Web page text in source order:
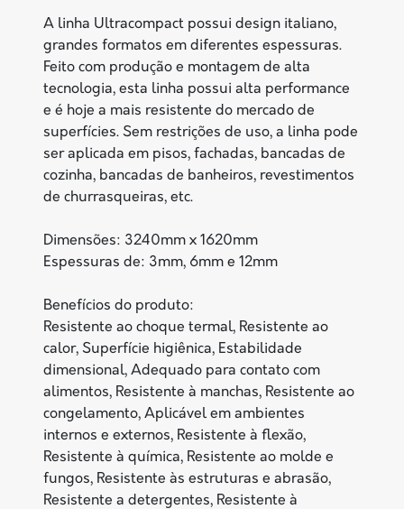
A linha Ultracompact possui design italiano,
grandes formatos em diferentes espessuras.
Feito com produção e montagem de alta
tecnologia, esta linha possui alta performance
e é hoje a mais resistente do mercado de
superfícies. Sem restrições de uso, a linha pode
ser aplicada em pisos, fachadas, bancadas de
cozinha, bancadas de banheiros, revestimentos
de churrasqueiras, etc.
Dimensões: 3240mm x 1620mm
Espessuras de: 3mm, 6mm e 12mm
Benefícios do produto:
Resistente ao choque termal, Resistente ao
calor, Superfície higiênica, Estabilidade
dimensional, Adequado para contato com
alimentos, Resistente à manchas, Resistente ao
congelamento, Aplicável em ambientes
internos e externos, Resistente à flexão,
Resistente à química, Resistente ao molde e
fungos, Resistente às estruturas e abrasão,
Resistente a detergentes, Resistente à